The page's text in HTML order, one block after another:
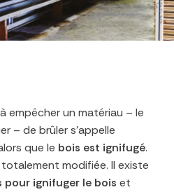
empêcher un matériau – le
– de brûler s’appelle
que le bois est ignifugé.
modifiée. Il existe
pour ignifuger le bois et